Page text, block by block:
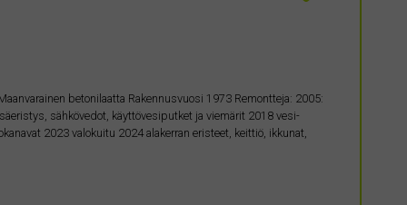
betonilaatta Rakennusvuosi 1973 Remontteja: 2005:
sähkövedot, käyttövesiputket ja viemärit 2018 vesi-
2023 valokuitu 2024 alakerran eristeet, keittiö, ikkunat,